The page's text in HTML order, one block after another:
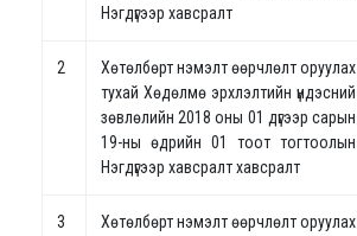
Нэгдүгээр хавсралт
2
Хөтөлбөрт нэмэлт өөрчлөлт оруулах
тухай Хөдөлмө эрхлэлтийн үндэсний
зөвлөлийн 2018 оны 01 дүгээр сарын
19-ны өдрийн 01 тоот тогтоолын
Нэгдүгээр хавсралт хавсралт
3
Хөтөлбөрт нэмэлт өөрчлөлт оруулах